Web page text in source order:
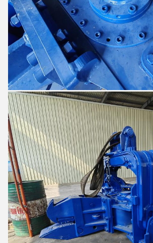
Sophia
1:17 PM
Good day, what product are you looking for?